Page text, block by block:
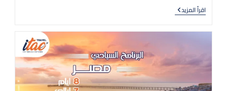
اقرأ المزيد